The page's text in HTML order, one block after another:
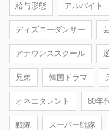
給与形態 アルバイト
ディズニーダンサー
アナウンススクール
兄弟 韓国ドラマ
オネエタレント 80年
戦隊 スーパー戦隊